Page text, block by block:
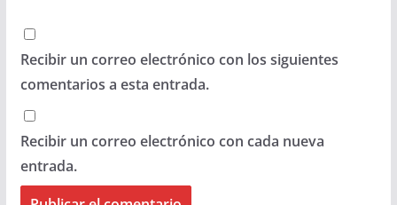
Recibir un correo electrónico con los siguientes
comentarios a esta entrada.
Recibir un correo electrónico con cada nueva
entrada.